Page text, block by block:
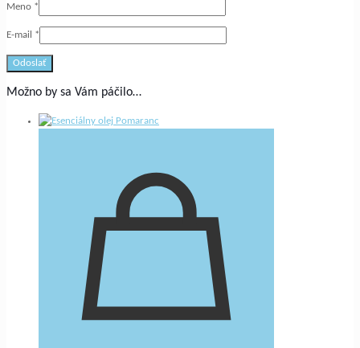
Meno *
E-mail *
Možno by sa Vám páčilo…